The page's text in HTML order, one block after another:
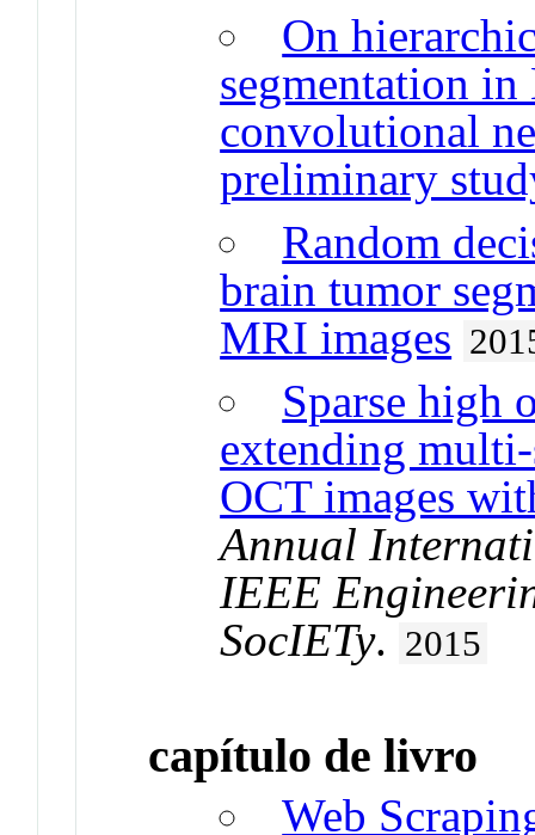
On
segmentation
convolutional
preliminary
Random
brain tumor
MRI images
Sparse high
extending
OCT images
Annual
IEEE
SocIETy. 2015
capítulo de livro
Web